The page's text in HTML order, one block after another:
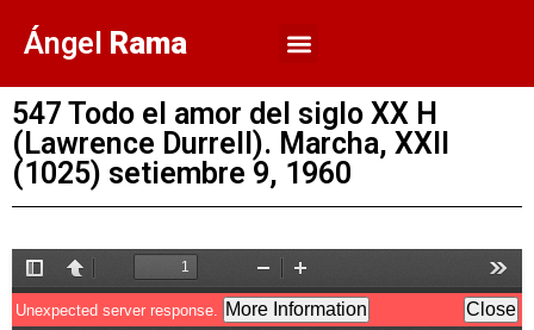
Ángel Rama
547 Todo el amor del siglo XX H
(Lawrence Durrell). Marcha, XXII
(1025) setiembre 9, 1960